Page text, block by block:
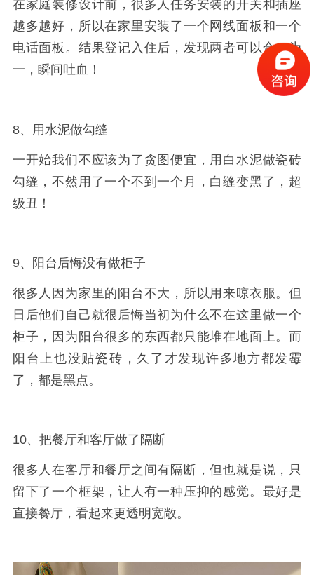
在家庭装修设计前，很多人任务安装的开关和插座
越多越好，所以在家里安装了一个网线面板和一个
电话面板。结果登记入住后，发现两者可以合二为
一，瞬间吐血！
8、用水泥做勾缝
一开始我们不应该为了贪图便宜，用白水泥做瓷砖
勾缝，不然用了一个不到一个月，白缝变黑了，超
级丑！
9、阳台后悔没有做柜子
很多人因为家里的阳台不大，所以用来晾衣服。但
日后他们自己就很后悔当初为什么不在这里做一个
柜子，因为阳台很多的东西都只能堆在地面上。而
阳台上也没贴瓷砖，久了才发现许多地方都发霉
了，都是黑点。
10、把餐厅和客厅做了隔断
很多人在客厅和餐厅之间有隔断，但也就是说，只
留下了一个框架，让人有一种压抑的感觉。最好是
直接餐厅，看起来更透明宽敞。